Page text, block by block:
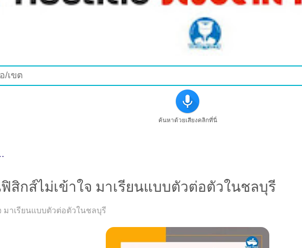
ค้นหาด้วยเสียงคลิกที่นี่
สิกส์ไม่เข้าใจ มาเรียนแบบตัวต่อตัวในชลบุรี
มาเรียนแบบตัวต่อตัวในชลบุรี